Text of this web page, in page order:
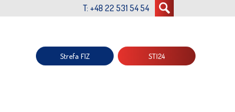
T: +48 22 531 54 54
Strefa FIZ STI24